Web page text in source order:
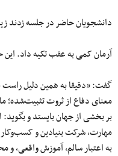
دانشجویان حاضر در جلسه زدند
آرمان کمی به عقب تکیه داد.
گفت: «دقیقا به همین دلیل راست
معنای دفاع از ثروت تثبیت‌شده؛
بر بخشی از جهان بایستد و
مهارت، شرکت بنیادین و
به اعتبار سالم، آموزش واقعی، و